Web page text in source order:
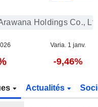
Holdings Co.,
Varia. 1 janv.
-9,46%
Actualités